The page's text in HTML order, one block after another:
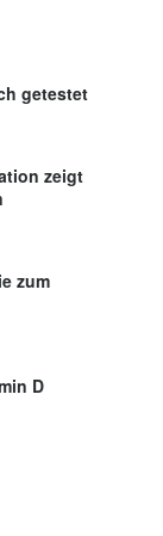
getestet
zeigt
zum
D